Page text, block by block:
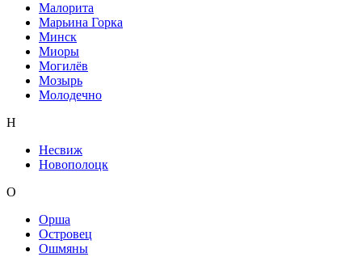
Малорита
Марьина Горка
Минск
Миоры
Могилёв
Мозырь
Молодечно
Н
Несвиж
Новополоцк
О
Орша
Островец
Ошмяны